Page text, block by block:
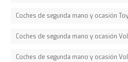
Coches de segunda mano y ocasión
Coches de segunda mano y ocasión
Coches de segunda mano y ocasión